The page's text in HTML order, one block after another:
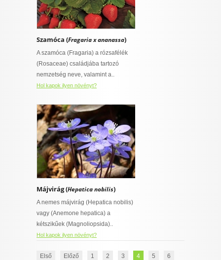
Szamóca (Fragaria x ananassa)
A szamóca (Fragaria) a rózsafélék
(Rosaceae) családjába tartozó
nemzetség neve, valamint a..
Hol kapok ilyen növényt?
Májvirág (Hepatica nobilis)
A nemes májvirág (Hepatica nobilis)
vagy (Anemone hepatica) a
kétszikűek (Magnoliopsida)..
Hol kapok ilyen növényt?
Első Előző 1 2 3 4 5
6